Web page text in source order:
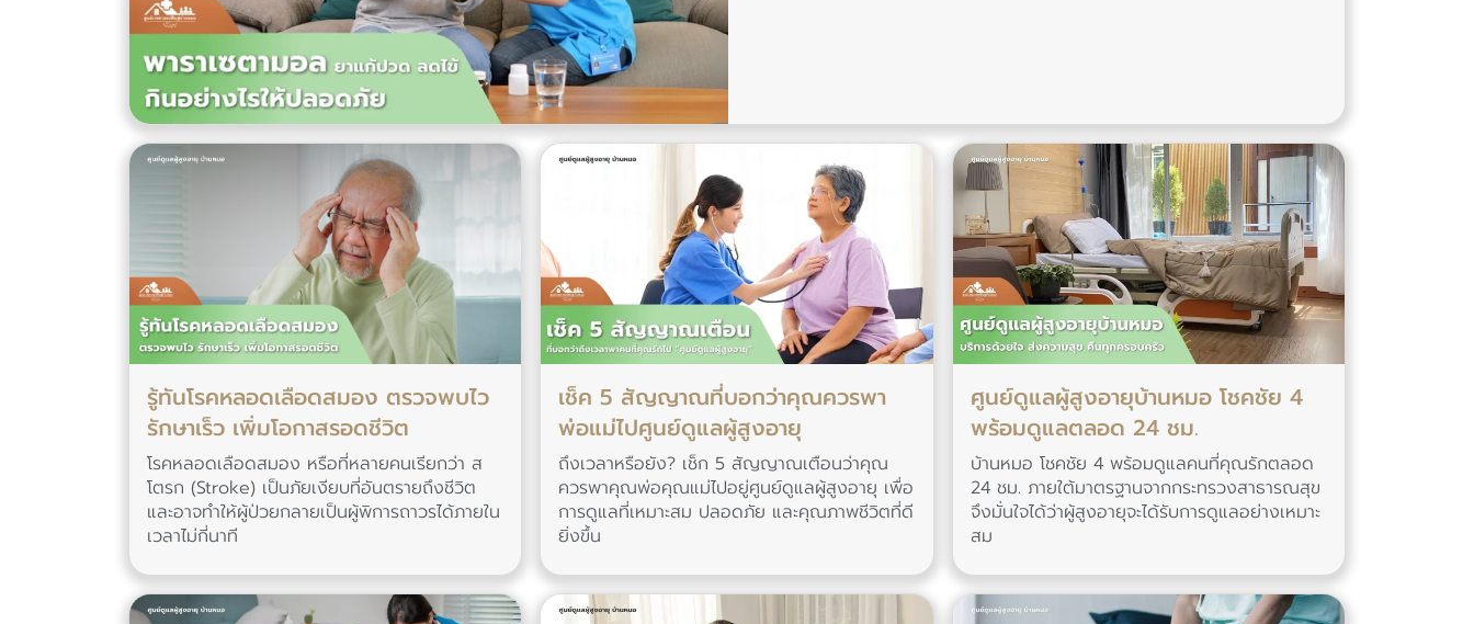
รู้ทันโรคหลอดเลือดสมอง ตรวจพบไว
รักษาเร็ว เพิ่มโอกาสรอดชีวิต
โรคหลอดเลือดสมอง หรือที่หลายคนเรียกว่า ส
โตรก (Stroke) เป็นภัยเงียบที่อันตรายถึงชีวิต
และอาจทำให้ผู้ป่วยกลายเป็นผู้พิการถาวรได้ภายใน
เวลาไม่กี่นาที
เช็ค 5 สัญญาณที่บอกว่าคุณควรพา
พ่อแม่ไปศูนย์ดูแลผู้สูงอายุ
ถึงเวลาหรือยัง? เช็ก 5 สัญญาณเตือนว่าคุณ
ควรพาคุณพ่อคุณแม่ไปอยู่ศูนย์ดูแลผู้สูงอายุ เพื่อ
การดูแลที่เหมาะสม ปลอดภัย และคุณภาพชีวิตที่ดี
ยิ่งขึ้น
ศูนย์ดูแลผู้สูงอายุบ้านหมอ โชคชัย 4
พร้อมดูแลตลอด 24 ชม.
บ้านหมอ โชคชัย 4 พร้อมดูแลคนที่คุณรักตลอด
24 ชม. ภายใต้มาตรฐานจากกระทรวงสาธารณสุข
จึงมั่นใจได้ว่าผู้สูงอายุจะได้รับการดูแลอย่างเหมาะ
สม